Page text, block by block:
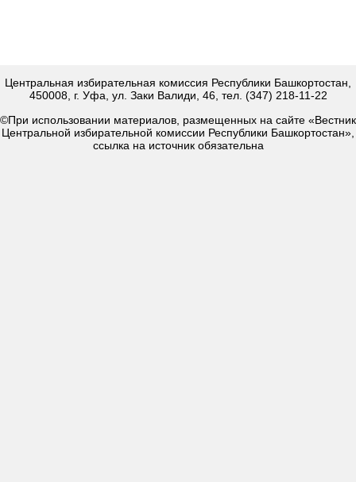
Центральная избирательная комиссия Республики Башкортостан,
450008, г. Уфа, ул. Заки Валиди, 46, тел. (347) 218-11-22
©При использовании материалов, размещенных на сайте «Вестник
Центральной избирательной комиссии Республики Башкортостан»,
ссылка на источник обязательна